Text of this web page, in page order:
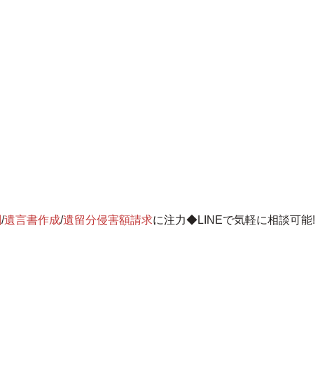
/遺言書作成/遺留分侵害額請求に注力◆LINEで気軽に相談可能!